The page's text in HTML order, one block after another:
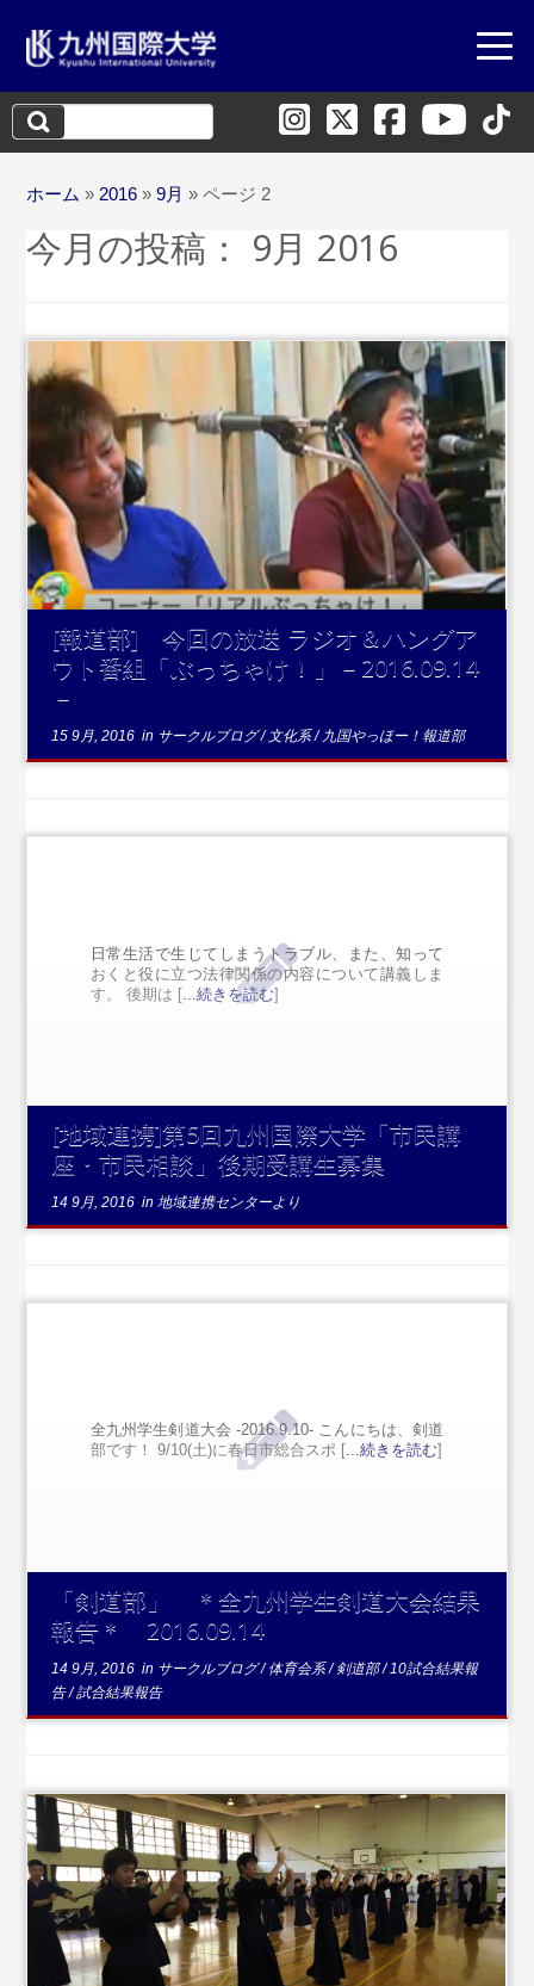
検
索:
ホーム » 2016 » 9月 » ページ 2
今月の投稿： 9月 2016
...続きを読む
[報道部] 今回の放送 ラジオ＆ハングア
ウト番組「ぶっちゃけ！」－2016.09.14
－
15 9月, 2016 in サークルブログ/ 文化系/九国やっほー！報道部
日常生活で生じてしまうトラブル、また、知って
おくと役に立つ法律関係の内容について講義しま
す。 後期は [...続きを読む]
[地域連携]第5回九州国際大学「市民講
座・市民相談」後期受講生募集
14 9月, 2016 in地域連携センターより
全九州学生剣道大会 -2016.9.10- こんにちは、剣道
部です！ 9/10(土)に春日市総合スポ [...続きを読む]
「剣道部」 ＊全九州学生剣道大会結果
報告＊ 2016.09.14
14 9月, 2016 in サークルブログ/体育会系/剣道部/10試合結果報
告/試合結果報告
...続きを読む